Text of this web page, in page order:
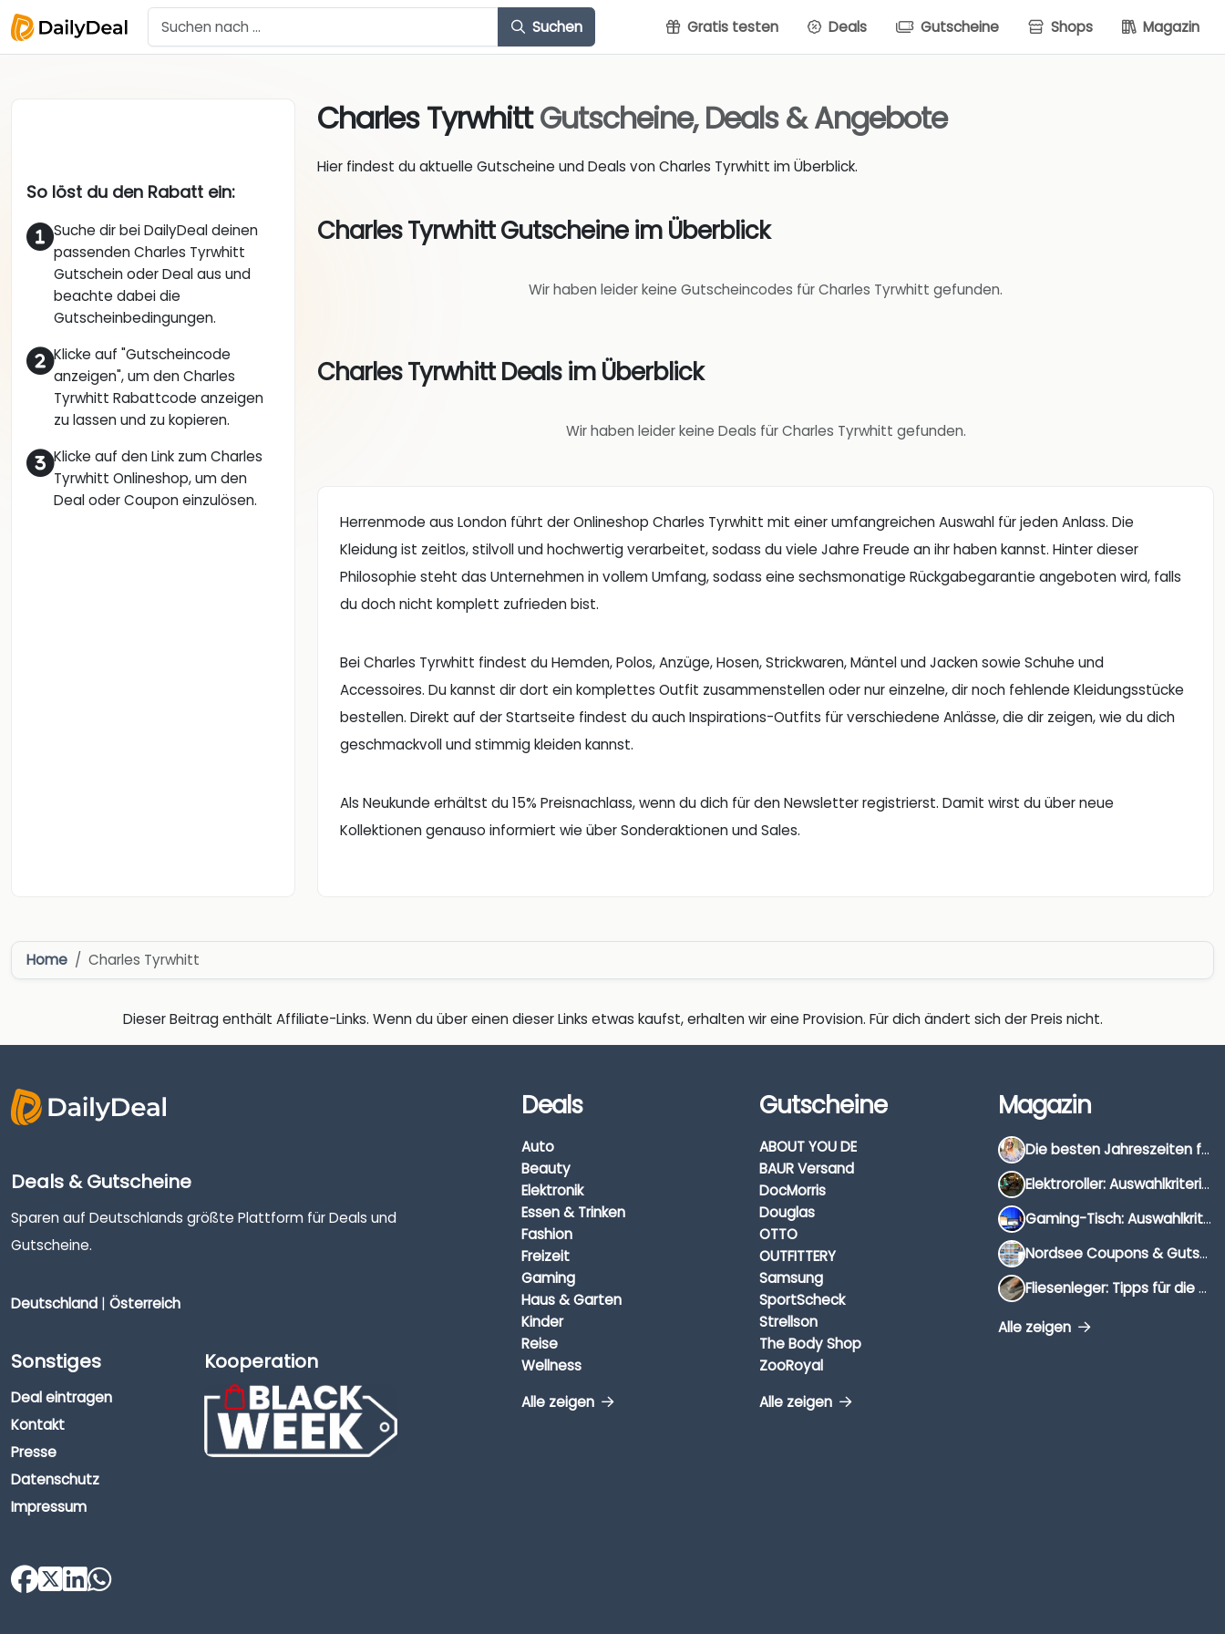
Suchen Gratis testen Deals Gutscheine Shops Magazin
So löst du den Rabatt ein:
Suche dir bei DailyDeal deinen
passenden Charles Tyrwhitt
Gutschein oder Deal aus und
beachte dabei die
Gutscheinbedingungen.
Klicke auf "Gutscheincode
anzeigen", um den Charles
Tyrwhitt Rabattcode anzeigen
zu lassen und zu kopieren.
Klicke auf den Link zum Charles
Tyrwhitt Onlineshop, um den
Deal oder Coupon einzulösen.
Charles TyrwhittGutscheine, Deals & Angebote
Hier findest du aktuelle Gutscheine und Deals von Charles Tyrwhitt im Überblick.
Charles Tyrwhitt Gutscheine im Überblick
Wir haben leider keine Gutscheincodes für Charles Tyrwhitt gefunden.
Charles Tyrwhitt Deals im Überblick
Wir haben leider keine Deals für Charles Tyrwhitt gefunden.
Herrenmode aus London führt der Onlineshop Charles Tyrwhitt mit einer umfangreichen Auswahl für jeden Anlass. Die
Kleidung ist zeitlos, stilvoll und hochwertig verarbeitet, sodass du viele Jahre Freude an ihr haben kannst. Hinter dieser
Philosophie steht das Unternehmen in vollem Umfang, sodass eine sechsmonatige Rückgabegarantie angeboten wird, falls
du doch nicht komplett zufrieden bist.
Bei Charles Tyrwhitt findest du Hemden, Polos, Anzüge, Hosen, Strickwaren, Mäntel und Jacken sowie Schuhe und
Accessoires. Du kannst dir dort ein komplettes Outfit zusammenstellen oder nur einzelne, dir noch fehlende Kleidungsstücke
bestellen. Direkt auf der Startseite findest du auch Inspirations-Outfits für verschiedene Anlässe, die dir zeigen, wie du dich
geschmackvoll und stimmig kleiden kannst.
Als Neukunde erhältst du 15% Preisnachlass, wenn du dich für den Newsletter registrierst. Damit wirst du über neue
Kollektionen genauso informiert wie über Sonderaktionen und Sales.
Home Charles Tyrwhitt
Dieser Beitrag enthält Affiliate-Links. Wenn du über einen dieser Links etwas kaufst, erhalten wir eine Provision. Für dich ändert sich der Preis nicht.
Deals & Gutscheine
Sparen auf Deutschlands größte Plattform für Deals und
Gutscheine.
Deutschland | Österreich
Sonstiges
Deal eintragen
Kontakt
Presse
Datenschutz
Impressum
Kooperation
Deals
Auto
Beauty
Elektronik
Essen & Trinken
Fashion
Freizeit
Gaming
Haus & Garten
Kinder
Reise
Wellness
Alle zeigen
Gutscheine
ABOUT YOU DE
BAUR Versand
DocMorris
Douglas
OTTO
OUTFITTERY
Samsung
SportScheck
Strellson
The Body Shop
ZooRoyal
Alle zeigen
Magazin
Die besten Jahreszeiten für Schnäppchenjäger
Elektroroller: Auswahlkriterien, Unterschiede & Tipps
Gaming-Tisch: Auswahlkriterien, Unterschiede & Tipps
Nordsee Coupons & Gutscheine 2026
Fliesenleger: Tipps für die Auswahl
Alle zeigen